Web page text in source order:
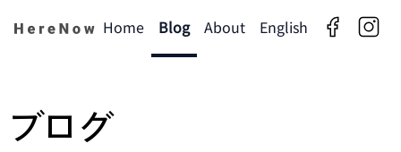
Home Blog About English facebook
ブログ